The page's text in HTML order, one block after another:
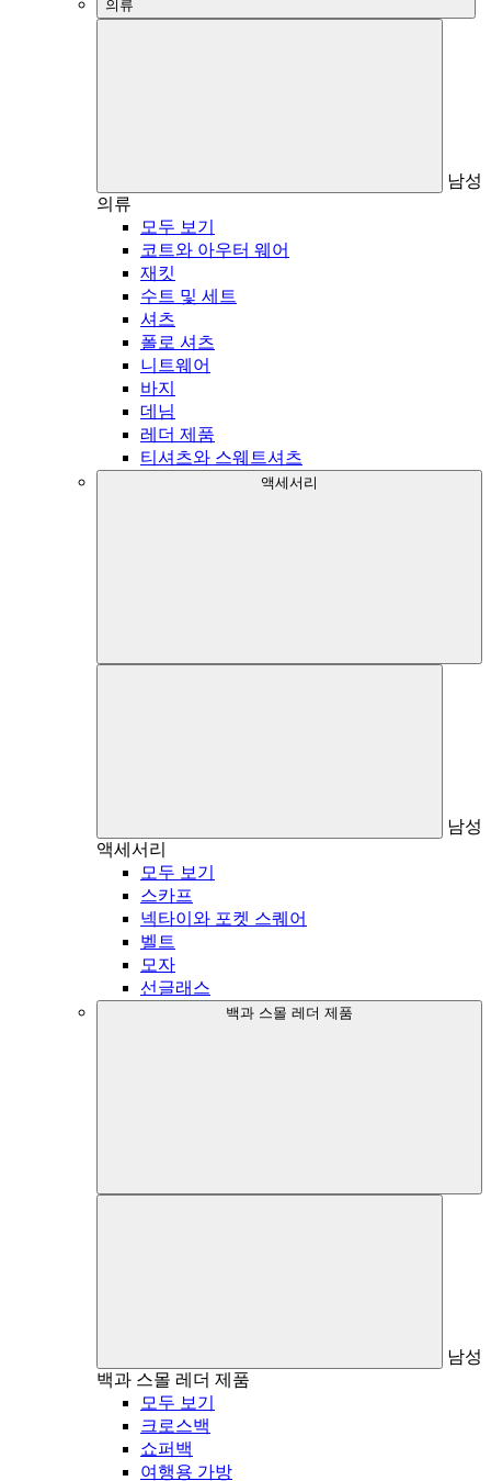
의류
남성
의류
모두 보기
코트와 아우터 웨어
재킷
수트 및 세트
셔츠
폴로 셔츠
니트웨어
바지
데님
레더 제품
티셔츠와 스웨트셔츠
액세서리
남성
액세서리
모두 보기
스카프
넥타이와 포켓 스퀘어
벨트
모자
선글래스
백과 스몰 레더 제품
남성
백과 스몰 레더 제품
모두 보기
크로스백
쇼퍼백
여행용 가방